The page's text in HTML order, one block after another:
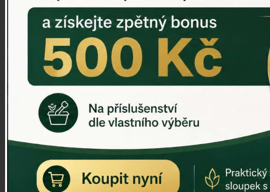
RETRO KONZOLE
Domovní čísla - litina
DEKORACE NA ZEĎ
ZVONKOHRA
ZVONY A ZVONKY
PTAČÍ KRMÍTKA
SLUNEČNÍ HODINY
Dózy na brambory a zeleninu
VÝPRODEJ - poslední kusy
Andělé, něžné sošky
Aroma lampy
Buddha soška
BUDKY PRO SÝKORKY
Budky pro vrabce
Bytový textil
Dárky pro muže